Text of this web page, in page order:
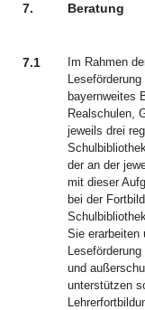
7. Beratung
7.1
Im Rahmen
bayernweites
Realschulen,
jeweils drei
der an der
mit dieser
bei der
Sie erarbeiten
und
unterstützen